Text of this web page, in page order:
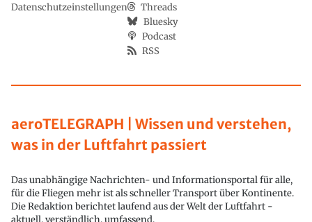
aeroTELEGRAPH | Wissen und verstehen,
was in der Luftfahrt passiert
Das unabhängige Nachrichten- und Informationsportal für alle,
für die Fliegen mehr ist als schneller Transport über Kontinente.
Die Redaktion berichtet laufend aus der Welt der Luftfahrt -
Datenschutzeinstellungen
Threads
Bluesky
Podcast
RSS